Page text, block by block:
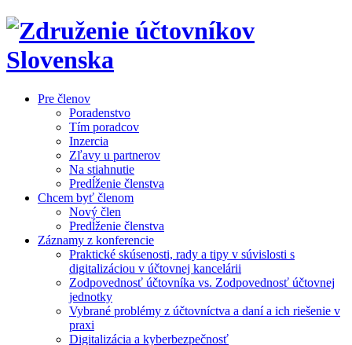
Pre členov
Poradenstvo
Tím poradcov
Inzercia
Zľavy u partnerov
Na stiahnutie
Predĺženie členstva
Chcem byť členom
Nový člen
Predĺženie členstva
Záznamy z konferencie
Praktické skúsenosti, rady a tipy v súvislosti s
digitalizáciou v účtovnej kancelárii
Zodpovednosť účtovníka vs. Zodpovednosť účtovnej
jednotky
Vybrané problémy z účtovníctva a daní a ich riešenie v
praxi
Digitalizácia a kyberbezpečnosť